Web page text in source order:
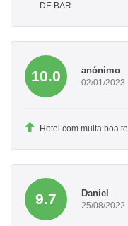
DE BAR.
10.0 anónimo
02/01/2023
Hotel com muita boa
9.7 Daniel
25/08/2022